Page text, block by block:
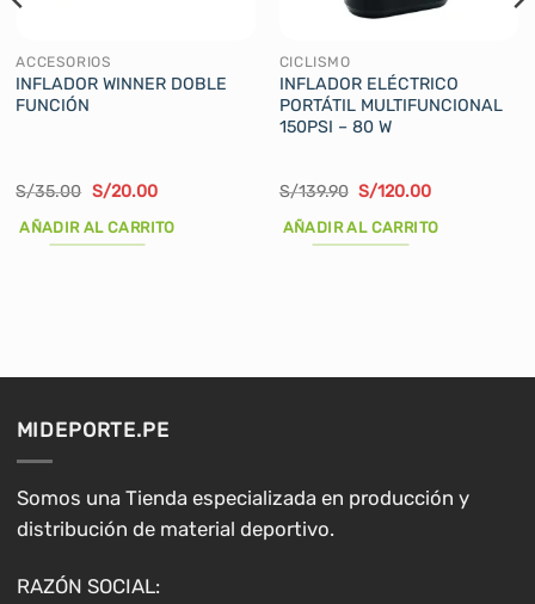
ACCESORIOS
INFLADOR WINNER DOBLE
FUNCIÓN
S/35.00 El
original
era:
S/20.00El
actual
AÑADIR AL CARRITO
CICLISMO
INFLADOR ELÉCTRICO
PORTÁTIL MULTIFUNCIONAL
150PSI – 80 W
S/139.90 El
original
era:
S/120.00El
actual
AÑADIR AL CARRITO
MIDEPORTE.PE
Somos una Tienda especializada en producción y
distribución de material deportivo.
RAZÓN SOCIAL: